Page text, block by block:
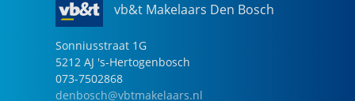
vb&t Makelaars Den Bosch
Sonniusstraat 1G
5212 AJ 's-Hertogenbosch
073-7502868
denbosch@vbtmakelaars.nl